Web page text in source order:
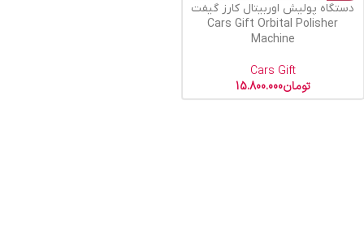
دستگاه پولیش اوربیتال کارز گیفت
Cars Gift Orbital Polisher
Machine
Cars Gift
تومان15.800.000